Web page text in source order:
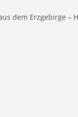
dem Erzgebirge –